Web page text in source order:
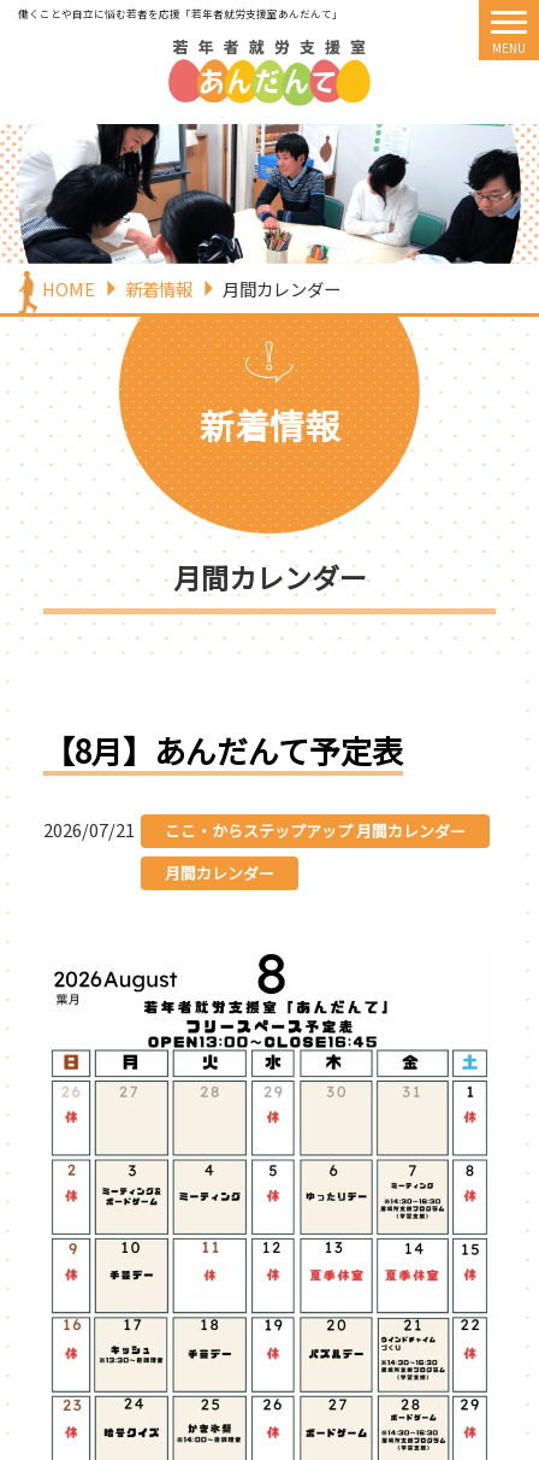
働くことや自立に悩む若者を応援 「若年者就労支援室あんだんて」
HOME 新着情報 月間カレンダー
新着情報
月間カレンダー
【8月】あんだんて予定表
2026/07/21
ここ・からステップアップ 月間カレンダー
月間カレンダー